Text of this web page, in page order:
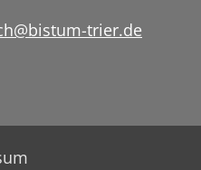
trier.de